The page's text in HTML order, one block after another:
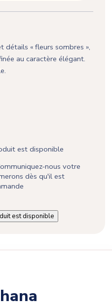
détails « fleurs sombres »,
au caractère élégant.
est disponible
nous votre
dès qu'il est
est disponible